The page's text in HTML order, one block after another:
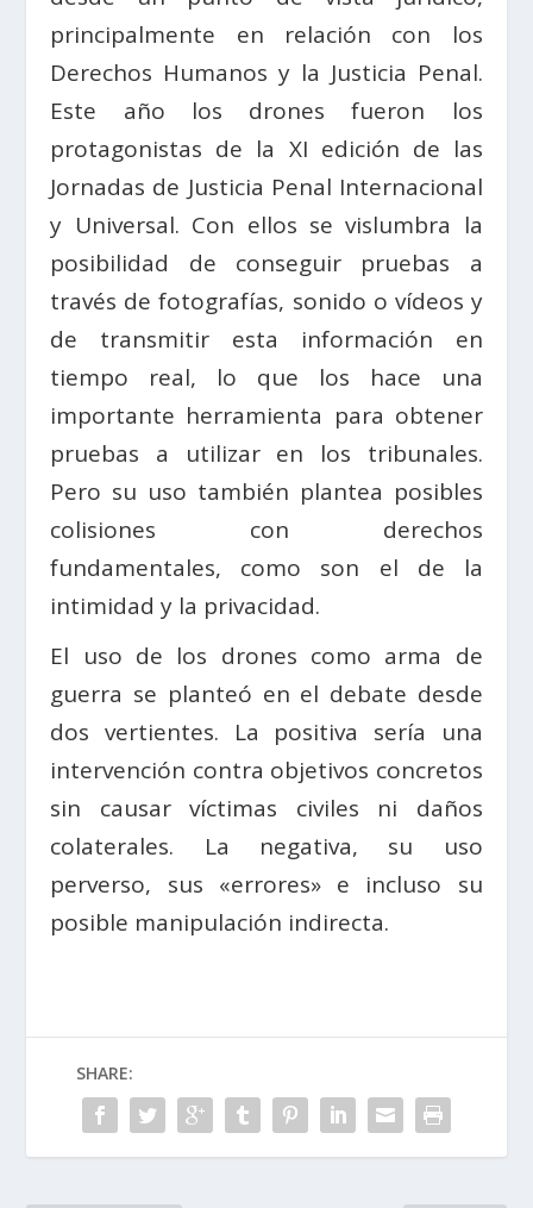
principalmente en relación con los
Derechos Humanos y la Justicia Penal.
Este año los drones fueron los
protagonistas de la XI edición de las
Jornadas de Justicia Penal Internacional
y Universal. Con ellos se vislumbra la
posibilidad de conseguir pruebas a
través de fotografías, sonido o vídeos y
de transmitir esta información en
tiempo real, lo que los hace una
importante herramienta para obtener
pruebas a utilizar en los tribunales.
Pero su uso también plantea posibles
colisiones con derechos
fundamentales, como son el de la
intimidad y la privacidad.
El uso de los drones como arma de
guerra se planteó en el debate desde
dos vertientes. La positiva sería una
intervención contra objetivos concretos
sin causar víctimas civiles ni daños
colaterales. La negativa, su uso
perverso, sus «errores» e incluso su
posible manipulación indirecta.
SHARE: